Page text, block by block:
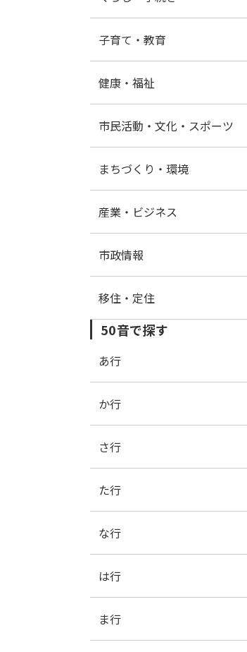
子育て・教育
健康・福祉
市民活動・文化・スポーツ
文化財
まちづくり・環境
産業・ビジネス
市政情報
移住・定住
50音で探す
あ行
あ
か行
か
さ行
さ
た行
た
な行
な
は行
は
ま行